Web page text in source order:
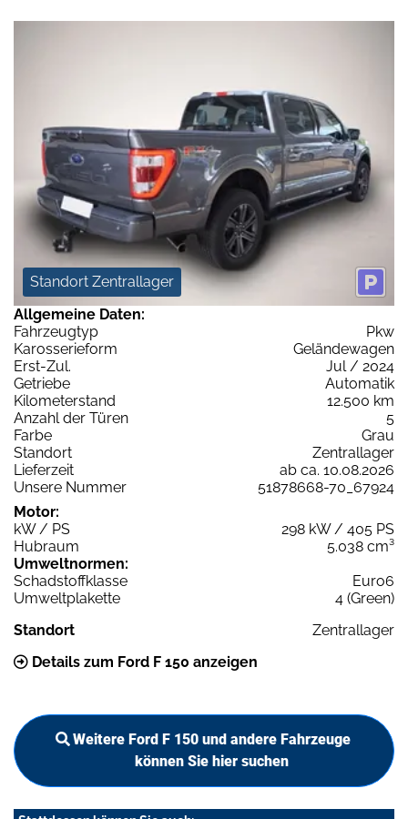
Standort Zentrallager
Allgemeine Daten:
Fahrzeugtyp
Pkw
Karosserieform
Geländewagen
Erst-Zul.
Jul / 2024
Getriebe
Automatik
Kilometerstand
12.500 km
Anzahl der Türen
5
Farbe
Grau
Standort
Zentrallager
Lieferzeit
ab ca. 10.08.2026
Unsere Nummer
51878668-70_67924
Motor:
kW / PS
298 kW / 405 PS
Hubraum
5.038 cm³
Umweltnormen:
Schadstoffklasse
Euro6
Umweltplakette
4 (Green)
Standort
Zentrallager
Details zum Ford F 150 anzeigen
Weitere Ford F 150 und andere Fahrzeuge
können Sie hier suchen